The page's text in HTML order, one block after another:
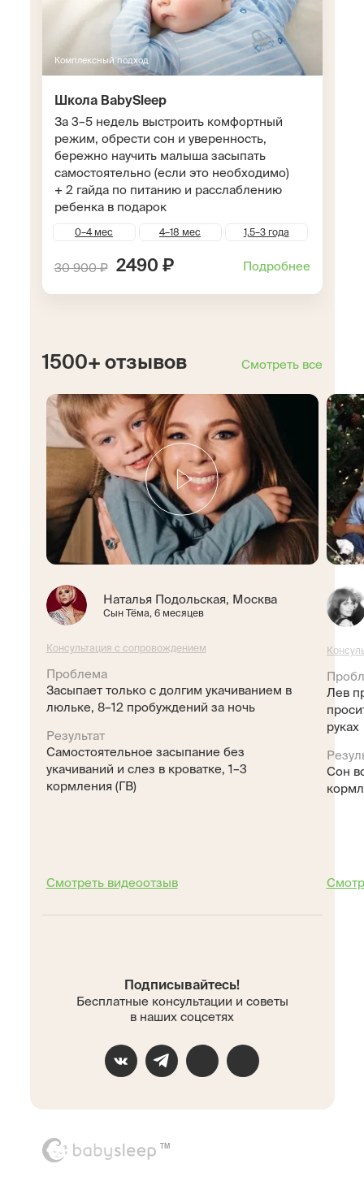
Комплексный подход
Школа BabySleep
За 3–5 недель выстроить комфортный
режим, обрести сон и уверенность,
бережно научить малыша засыпать
самостоятельно (если это необходимо)
+ 2 гайда по питанию и расслаблению
ребенка в подарок
0–4 мес 4–18 мес 1,5–3 года
30 900 ₽ 2490 ₽ Подробнее
1500+ отзывов Смотреть все
Наталья Подольская, Москва
Сын Тёма, 6 месяцев
Консультация с сопровождением
Проблема
Засыпает только с долгим укачиванием в
люльке, 8–12 пробуждений за ночь
Результат
Самостоятельное засыпание без
укачиваний и слез в кроватке, 1–3
кормления (ГВ)
Смотреть видеоотзыв
Лев
руках
Сон
Подписывайтесь!
Бесплатные консультации и советы
в наших соцсетях
TM